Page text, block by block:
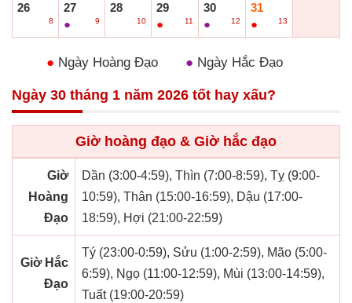
26
8
27
●
9
28
10
29
●
11
30
●
12
31
●
13
● Ngày Hoàng Đạo ● Ngày Hắc Đạo
Ngày 30 tháng 1 năm 2026 tốt hay xấu?
Giờ hoàng đạo & Giờ hắc đạo
Giờ
Hoàng
Đạo
Dần (3:00-4:59), Thìn (7:00-8:59), Tỵ (9:00-
10:59), Thân (15:00-16:59), Dậu (17:00-
18:59), Hợi (21:00-22:59)
Giờ Hắc
Đạo
Tý (23:00-0:59), Sửu (1:00-2:59), Mão (5:00-
6:59), Ngọ (11:00-12:59), Mùi (13:00-14:59),
Tuất (19:00-20:59)